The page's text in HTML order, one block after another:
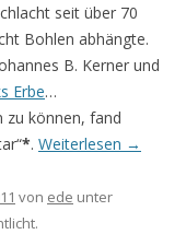
seit über 70
Bohlen abhängte.
B. Kerner und
Erbe…
zu können, fand
*. Weiterlesen →
von ede unter